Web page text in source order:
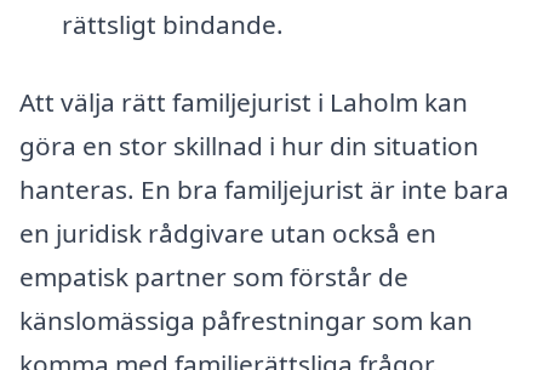
rättsligt bindande.
Att välja rätt familjejurist i Laholm kan
göra en stor skillnad i hur din situation
hanteras. En bra familjejurist är inte bara
en juridisk rådgivare utan också en
empatisk partner som förstår de
känslomässiga påfrestningar som kan